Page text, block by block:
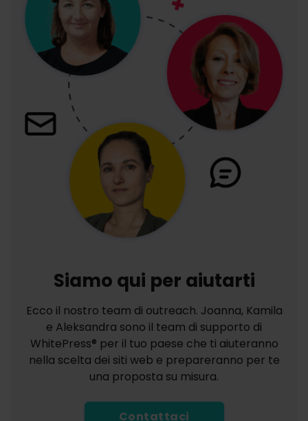
Siamo qui per aiutarti
Ecco il nostro team di outreach. Joanna, Kamila
e Aleksandra sono il team di supporto di
WhitePress® per il tuo paese che ti aiuteranno
nella scelta dei siti web e prepareranno per te
una proposta su misura.
Contattaci